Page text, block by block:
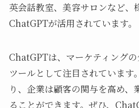
英会話教室、美容サロンなど、
ChatGPTが活用されています。
ChatGPTは、マーケティング
ツールとして注目されています
り、企業は顧客の関与を高め、
ることができます。ぜひ、